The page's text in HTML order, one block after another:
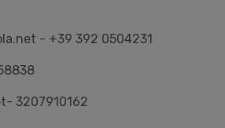
- +39 392 0504231
3207910162